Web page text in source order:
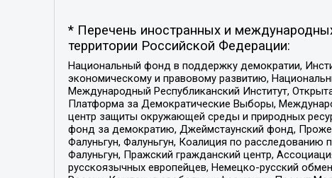
* Перечень иностранных и
территории Российской Федерации:
Национальный фонд в поддержку демократии,
экономическому и правовому развитию,
Международный Республиканский Институт,
Платформа за Демократические Выборы,
центр защиты окружающей среды и природных
фонд за демократию, Джеймстаунский фонд,
Фалуньгун, Фалуньгун, Коалиция по
Фалуньгун, Пражский гражданский центр,
русскоязычных европейцев, Немецко-русский